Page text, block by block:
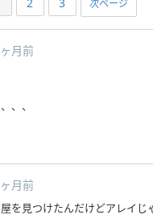
次ページ
月前
、、
月前
を見つけたんだけどアレイじ